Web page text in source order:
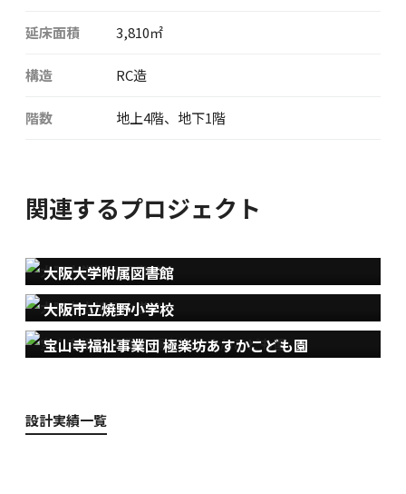
延床面積 3,810㎡
構造 RC造
階数 地上4階、地下1階
関連するプロジェクト
大阪大学附属図書館
大阪市立焼野小学校
宝山寺福祉事業団 極楽坊あすかこども園
設計実績一覧